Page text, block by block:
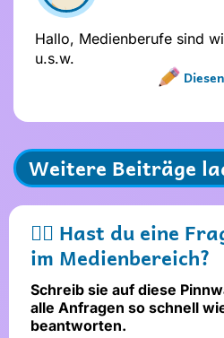
Stelle dirvor dem
Fragen:
Ist mein Text
respektvoll?
Ist mein Beitrag für
mich wissen?
Hallo, Medienberufe sind
u.s.w.
Name
Name und
Weitere Beiträge
🖐🏼 Hast du eine
im Medienbereich?
Schreib sie auf diese
alle Anfragen so schnell
beantworten.